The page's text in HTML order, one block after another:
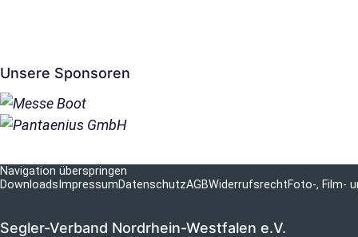
Unsere Sponsoren
Navigation überspringen
Downloads ImpressumDatenschutzAGBWiderrufsrechtFoto-, Film-
Segler-Verband Nordrhein-Westfalen e.V.